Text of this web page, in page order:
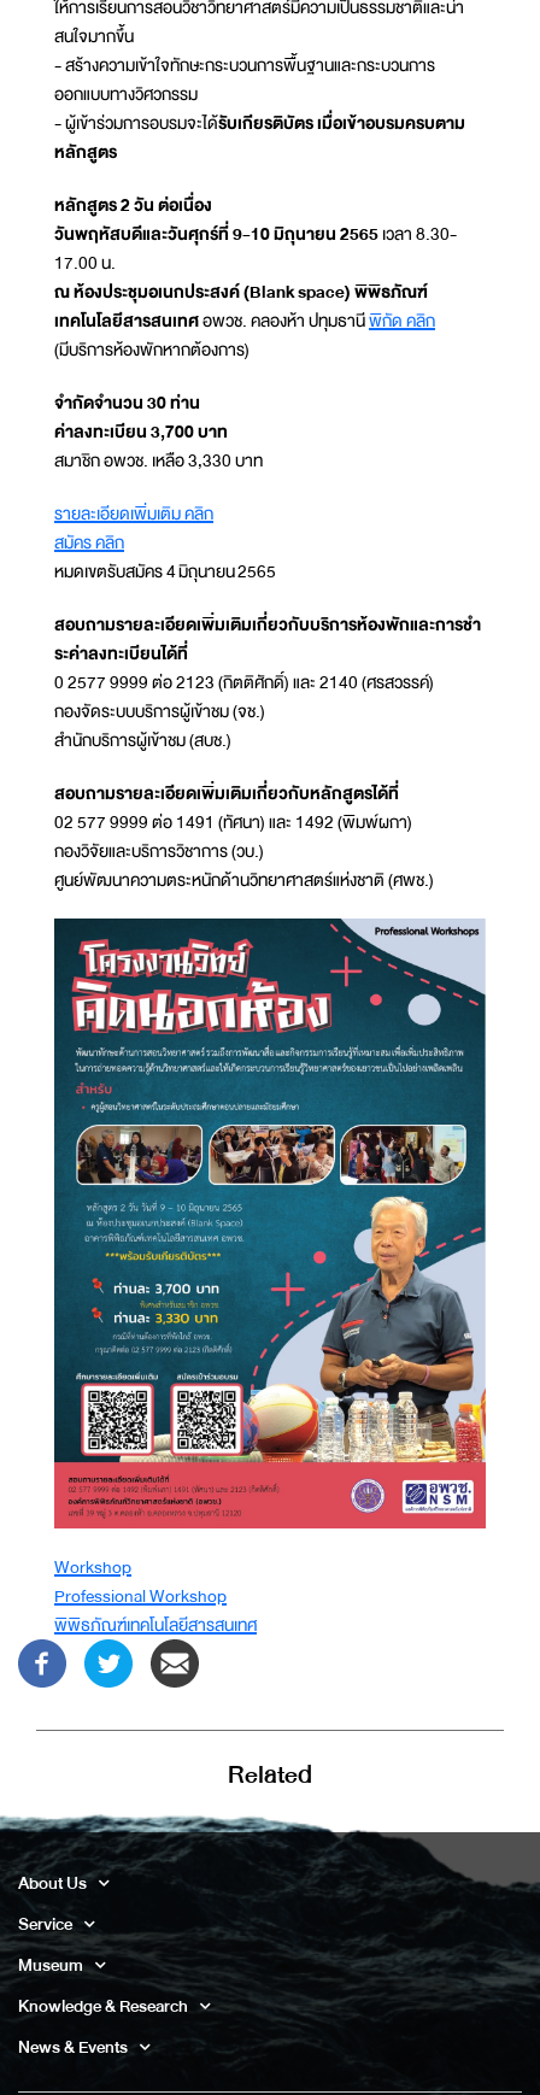
ให้การเรียนการสอนวิชาวิทยาศาสตร์มีความเป็นธรรมชาติและน่า
สนใจมากขึ้น
- สร้างความเข้าใจทักษะกระบวนการพื้นฐานและกระบวนการ
ออกแบบทางวิศวกรรม
- ผู้เข้าร่วมการอบรมจะได้รับเกียรติบัตร เมื่อเข้าอบรมครบตาม
หลักสูตร
หลักสูตร 2 วัน ต่อเนื่อง
วันพฤหัสบดีและวันศุกร์ที่ 9-10 มิถุนายน 2565เวลา 8.30-
17.00 น.
ณ ห้องประชุมอเนกประสงค์ (Blank space) พิพิธภัณฑ์
เทคโนโลยีสารสนเทศอพวช. คลองห้า ปทุมธานีพิกัด คลิก
(มีบริการห้องพักหากต้องการ)
จำกัดจำนวน 30 ท่าน
ค่าลงทะเบียน 3,700 บาท
สมาชิก อพวช. เหลือ 3,330 บาท
รายละเอียดเพิ่มเติม คลิก
สมัคร คลิก
หมดเขตรับสมัคร 4 มิถุนายน 2565
สอบถามรายละเอียดเพิ่มเติมเกี่ยวกับบริการห้องพักและการชํา
ระค่าลงทะเบียนได้ที่
0 2577 9999 ต่อ 2123 (กิตติศักดิ์) และ 2140 (ศรสวรรค์)
กองจัดระบบบริการผู้เข้าชม (จช.)
สํานักบริการผู้เข้าชม (สบช.)
สอบถามรายละเอียดเพิ่มเติมเกี่ยวกับหลักสูตรได้ที่
02 577 9999 ต่อ 1491 (ทัศนา) และ 1492 (พิมพ์ผกา)
กองวิจัยและบริการวิชาการ (วบ.)
ศูนย์พัฒนาความตระหนักด้านวิทยาศาสตร์แห่งชาติ (ศพช.)
Workshop
Professional Workshop
พิพิธภัณฑ์เทคโนโลยีสารสนเทศ
Related
About Us
Service
Museum
Knowledge & Research
News & Events